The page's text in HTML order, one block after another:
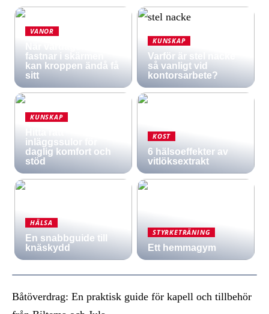
VANOR
fastnar i skärmen
kan kroppen ändå få
sitt
KUNSKAP
Varför är stel nacke
så vanligt vid
kontorsarbete?
KUNSKAP
Hitta rätt
inläggssulor för
daglig komfort och
stöd
KOST
6 hälsoeffekter av
vitlöksextrakt
HÄLSA
En snabbguide till
knäskydd
STYRKETRÄNING
Ett hemmagym
Båtöverdrag: En praktisk guide för kapell och tillbehör